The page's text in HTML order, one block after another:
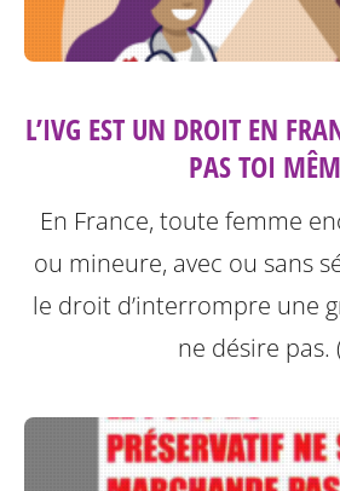
L’IVG EST UN DROIT EN
PAS TOI
En France, toute femme
ou mineure, avec ou sans
le droit d’interrompre une
ne désire pas.